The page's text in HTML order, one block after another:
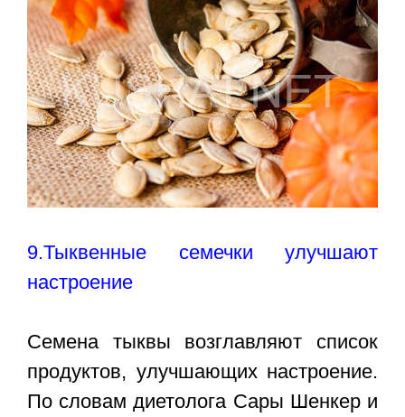
9.Тыквенные семечки улучшают
настроение
Семена тыквы возглавляют список
продуктов, улучшающих настроение.
По словам диетолога Сары Шенкер и